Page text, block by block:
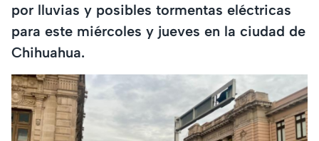
por lluvias y posibles tormentas eléctricas
para este miércoles y jueves en la ciudad de
Chihuahua.